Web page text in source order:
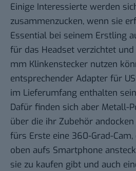
Einige Interessierte werden
zusammenzucken, wenn sie
Essential bei seinem Erstling
für das Headset verzichtet
mm Klinkenstecker nutzen
entsprechender Adapter für
im Lieferumfang enthalten
Dafür finden sich aber Metall-
über die ihr Zubehör
fürs Erste eine 360-Grad-
oben aufs Smartphone
sie zu kaufen gibt und auch